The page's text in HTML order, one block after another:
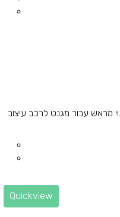
מראש עבור מגנט לרכב עיצוב
Quickview